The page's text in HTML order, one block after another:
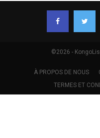
©2026 -
À PROPOS DE NOUS
TERMES ET